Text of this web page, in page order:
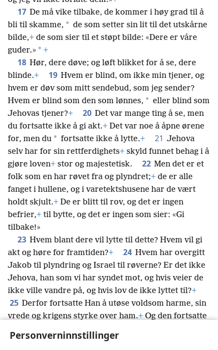
Personverninnstillinger
17 De må vike tilbake, de kommer i høy grad til å
bli til skamme, * de som setter sin lit til det utskårne
bilde,+ de som sier til et støpt bilde: «Dere er våre
guder.» * +
18 Hør, dere døve; og løft blikket for å se, dere
blinde.+ 19 Hvem er blind, om ikke min tjener, og
hvem er døv som mitt sendebud, som jeg sender?
Hvem er blind som den som lønnes, * eller blind som
Jehovas tjener?+ 20 Det var mange ting å se, men
du fortsatte ikke å gi akt.+ Det var noe å åpne ørene
for, men du * fortsatte ikke å lytte.+ 21 Jehova
selv har for sin rettferdighets+ skyld funnet behag i å
gjøre loven+ stor og majestetisk. 22 Men det er et
folk som en har røvet fra og plyndret;+ de er alle
fanget i hullene, og i varetektshusene har de vært
holdt skjult.+ De er blitt til rov, og det er ingen
befrier,+ til bytte, og det er ingen som sier: «Gi
tilbake!»
23 Hvem blant dere vil lytte til dette? Hvem vil gi
akt og høre for framtiden?+ 24 Hvem har overgitt
Jakob til plyndring og Israel til røverne? Er det ikke
Jehova, han som vi har syndet mot, og hvis veier de
ikke ville vandre på, og hvis lov de ikke lyttet til?+
25 Derfor fortsatte Han å utøse voldsom harme, sin
vrede og krigens styrke over ham.+Og den fortsatte
akt;+og den fortsatte å flamme opp mot ham, men